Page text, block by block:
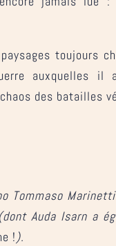
toujours
auxquelles il
des batailles
Tommaso
Auda Isarn a
!).